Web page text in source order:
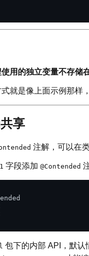
用的独立变量不存储
就是像上面示例那样
享
注解，可以在
字段添加 @Contended
包下的内部 API，默认